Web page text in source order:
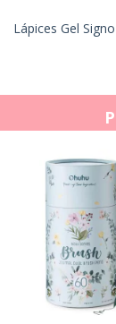
Lápices Gel